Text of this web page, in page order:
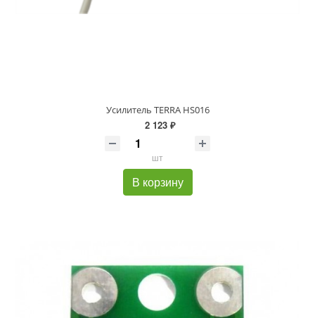
Усилитель TERRA HS016
2 123 ₽
шт
В корзину